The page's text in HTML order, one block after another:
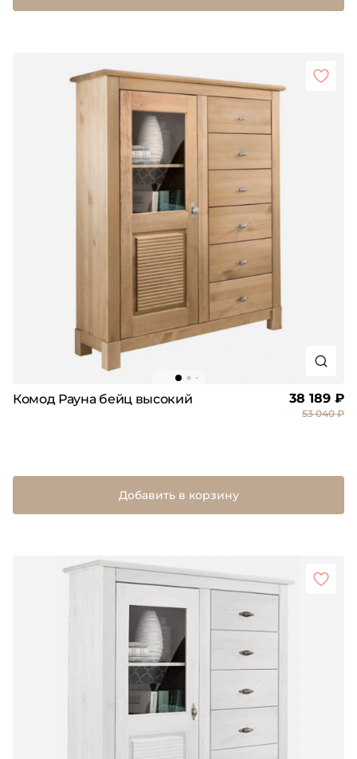
Комод Рауна бейц высокий 38 189 ₽
53 040 ₽
Добавить в корзину